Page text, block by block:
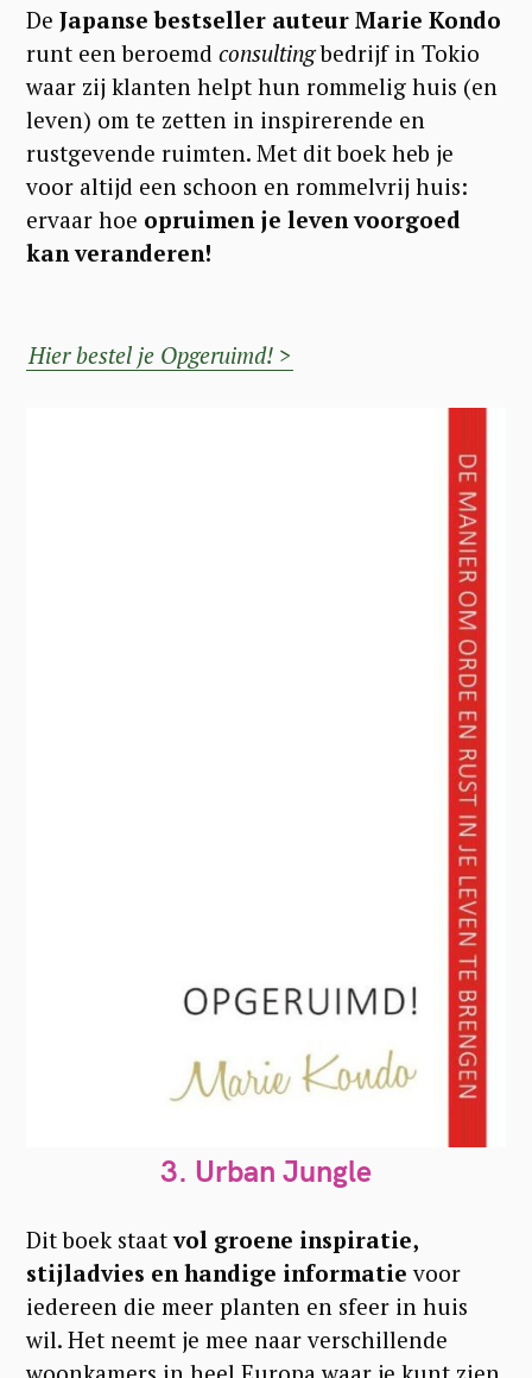
De Japanse bestseller auteur Marie Kondo
runt een beroemd consultingbedrijf in Tokio
waar zij klanten helpt hun rommelig huis (en
leven) om te zetten in inspirerende en
rustgevende ruimten. Met dit boek heb je
voor altijd een schoon en rommelvrij huis:
ervaar hoe opruimen je leven voorgoed
kan veranderen!
Hier bestel je Opgeruimd! >
3. Urban Jungle
Dit boek staatvol groene inspiratie,
stijladvies en handige informatie voor
iedereen die meer planten en sfeer in huis
wil. Het neemt je mee naar verschillende